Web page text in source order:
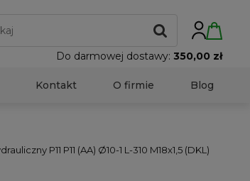
Do darmowej dostawy: 350,00 zł
Kontakt O firmie Blog
P11 P11 (AA) Ø10-1 L-310 M18x1,5 (DKL)